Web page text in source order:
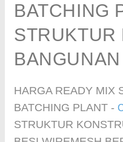
BATCHING
STRUKTUR
BANGUNAN
HARGA READY MIX
BATCHING PLANT -
STRUKTUR